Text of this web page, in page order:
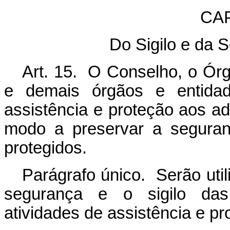
Do Sigilo e da
Art. 15. O Conselho, o
e demais órgãos e
assistência e proteção aos
modo a preservar a
protegidos.
Parágrafo único. Serão
segurança e o sigilo das
atividades de assistência e